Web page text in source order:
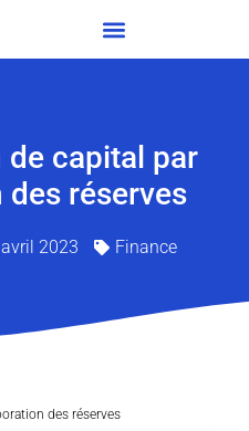
capital par
réserves
2023 Finance
des réserves